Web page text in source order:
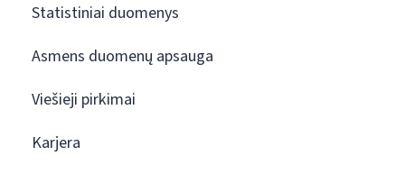
Statistiniai duomenys
Asmens duomenų apsauga
Viešieji pirkimai
Karjera